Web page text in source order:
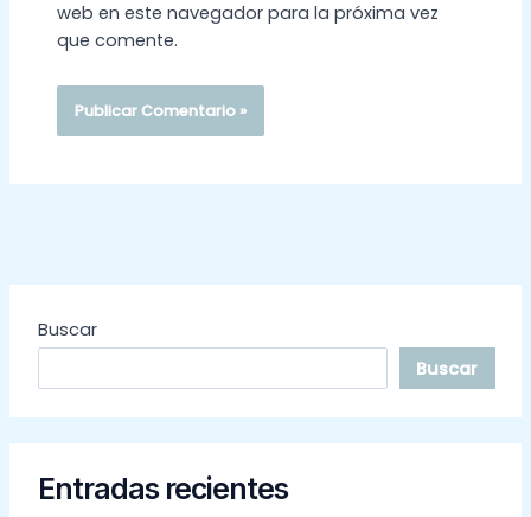
web en este navegador para la próxima vez
que comente.
Buscar
Buscar
Entradas recientes